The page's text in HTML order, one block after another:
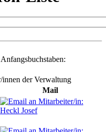
der Verwaltung
Mail